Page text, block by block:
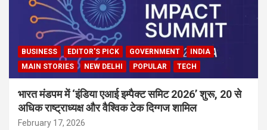
BUSINESS EDITOR'S PICK GOVERNMENT
INDIA
MAIN STORIES
NEW DELHI POPULAR TECH
भारत मंडपम में ‘इंडिया एआई इम्पैक्ट समिट 2026’ शुरू, 20 से
अधिक राष्ट्राध्यक्ष और वैश्विक टेक दिग्गज शामिल
February 17, 2026